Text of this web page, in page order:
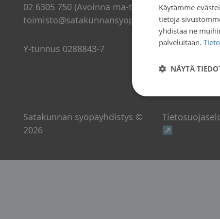
02 6305 750 (Avoinna ma-to klo 9-15)
toimisto@satakunnansyopayhdistys.fi
Y-tunnus 0288843-7
Satakunnan syöpäyhdistys ©
2026
↗
Avautuu
Käytämme
tietoja
yhdistää ne
palveluitaan.
NÄYTÄ